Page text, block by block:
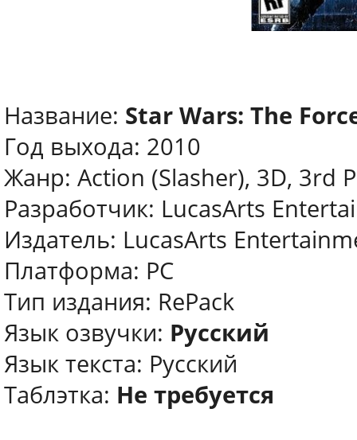
Название: Star Wars: The
Год выхода: 2010
Жанр: Action (Slasher), 3D, 3rd
Разработчик: LucasArts
Издатель: LucasArts
Платформа: PC
Тип издания: RePack
Язык озвучки: Русский
Язык текста: Русский
Таблэтка: Не требуется